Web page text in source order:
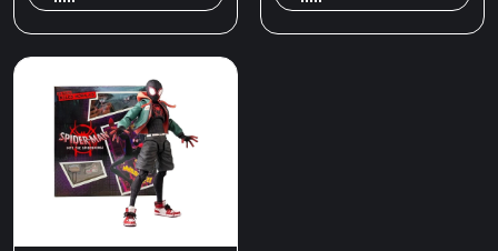
brinquedo